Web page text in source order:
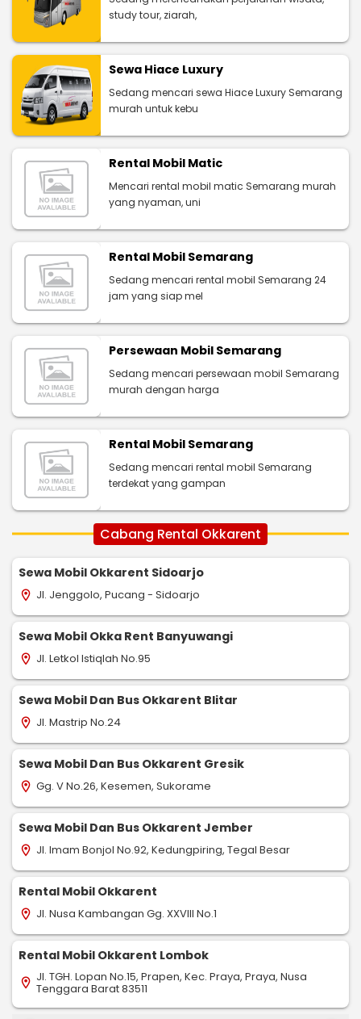
study tour, ziarah,
Sewa Hiace Luxury
Sedang mencari sewa Hiace Luxury Semarang
murah untuk kebu
Rental Mobil Matic
Mencari rental mobil matic Semarang murah
yang nyaman, uni
Rental Mobil Semarang
Sedang mencari rental mobil Semarang 24
jam yang siap mel
Persewaan Mobil Semarang
Sedang mencari persewaan mobil Semarang
murah dengan harga
Rental Mobil Semarang
Sedang mencari rental mobil Semarang
terdekat yang gampan
Cabang Rental Okkarent
Sewa Mobil Okkarent Sidoarjo
location_on Jl. Jenggolo, Pucang - Sidoarjo
Sewa Mobil Okka Rent Banyuwangi
location_on Jl. Letkol Istiqlah No.95
Sewa Mobil Dan Bus Okkarent Blitar
location_on Jl. Mastrip No.24
Sewa Mobil Dan Bus Okkarent Gresik
location_on Gg. V No.26, Kesemen, Sukorame
Sewa Mobil Dan Bus Okkarent Jember
location_on Jl. Imam Bonjol No.92, Kedungpiring, Tegal Besar
Rental Mobil Okkarent
location_on Jl. Nusa Kambangan Gg. XXVIII No.1
Rental Mobil Okkarent Lombok
location_on Jl. TGH. Lopan No.15, Prapen, Kec. Praya, Praya, Nusa
Tenggara Barat 83511